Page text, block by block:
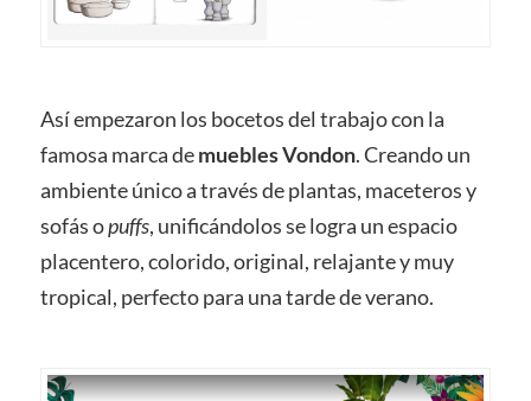
Así empezaron los bocetos del trabajo con la
famosa marca demuebles Vondon. Creando un
ambiente único a través de plantas, maceteros y
sofás opuffs, unificándolos se logra un espacio
placentero, colorido, original, relajante y muy
tropical, perfecto para una tarde de verano.